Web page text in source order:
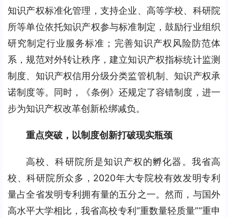
知识产权标准化管理，支持企业、高等学校、科研院
所等单位依托知识产权参与标准制定，鼓励行业组织
研究制定行业服务标准；完善知识产权风险防范体
系，规范对外转让秩序，建立知识产权指标统计监测
制度、知识产权信用分级分类监管机制、知识产权承
诺制度等。同时，《条例》还规定了容错制度，进一
步为知识产权改革创新松绑减负。
重点突破，以制度创新打破现实瓶颈
高校、科研院所是知识产权的孵化器。我省高
校、科研院所众多，2020年大专院校有效发明专利
量占全省发明专利拥有量的五分之一。然而，与国外
高水平大学相比，我省高校专利“重数量轻质量”“重申